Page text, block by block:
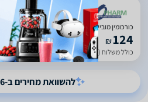
4.64
(
450
)
כורכומין מובייל ליפוזומלי 60 טבליות צמחיות
₪124
כולל משלוח (15 ₪) עד 7 ימי עסקים
להשוואת מחירים ב-6 חנויות נוספות